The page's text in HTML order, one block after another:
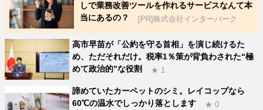
しで業務改善ツールを作れるサービスなんて本
当にあるの？
[PR]株式会社インターパーク
高市早苗が「公約を守る首相」を演じ続けるた
め、ただそれだけ。税率1％策が背負わされた“極
めて政治的”な役割
★ 1
諦めていたカーペットのシミ。レイコップなら
60℃の温水でしっかり落とします
★ 0